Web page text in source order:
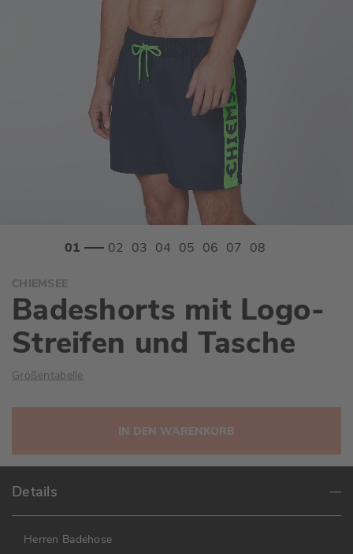
Anfang
der
Bildgalerie
springen
CHIEMSEE
Badeshorts mit Logo-
Streifen und Tasche
Größentabelle
IN DEN WARENKORB
Details
Herren Badehose